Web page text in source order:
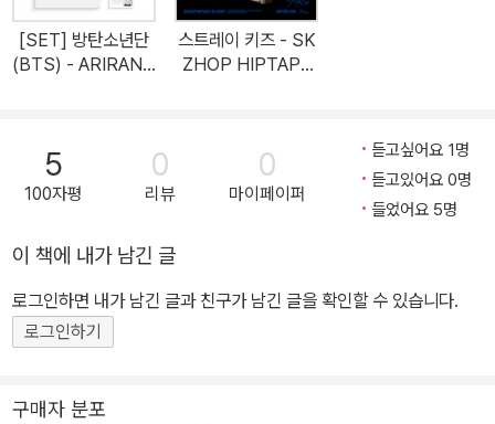
[SET] 방탄소년단
(BTS) - ARIRANG
d+Weverse Albu
ms ver.]
스트레이 키즈 - SK
ZHOP HIPTAPE
5
100자평
0
리뷰
0
마이페이퍼
듣고싶어요 1명
듣고있어요 0명
들었어요 5명
이 책에 내가 남긴 글
로그인하면 내가 남긴 글과 친구가 남긴 글을 확인할 수 있습니다.
로그인하기
구매자 분포